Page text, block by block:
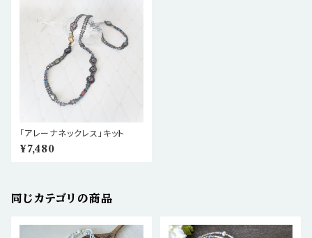
「アレーナネックレス」キット
¥7,480
同じカテゴリの商品